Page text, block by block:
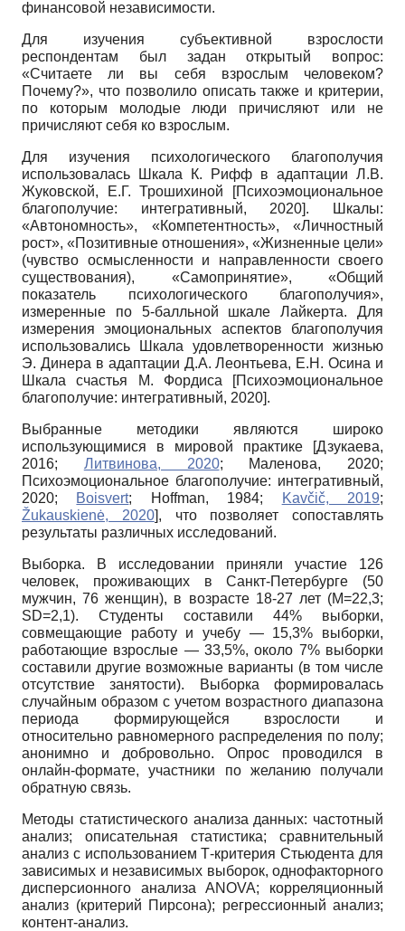
финансовой независимости.
Для изучения субъективной взрослости
респондентам был задан открытый вопрос:
«Считаете ли вы себя взрослым человеком?
Почему?», что позволило описать также и критерии,
по которым молодые люди причисляют или не
причисляют себя ко взрослым.
Для изучения психологического благополучия
использовалась Шкала К. Рифф в адаптации Л.В.
Жуковской, Е.Г. Трошихиной
[Психоэмоциональное
благополучие: интегративный, 2020]. Шкалы:
«Автономность», «Компетентность», «Личностный
рост», «Позитивные отношения», «Жизненные цели»
(чувство осмысленности и направленности своего
существования), «Самопринятие», «Общий
показатель психологического благополучия»,
измеренные по 5-балльной шкале Лайкерта. Для
измерения эмоциональных аспектов благополучия
использовались Шкала удовлетворенности жизнью
Э. Динера в адаптации Д.А. Леонтьева, Е.Н. Осина и
Шкала счастья М. Фордиса
[Психоэмоциональное
благополучие: интегративный, 2020].
Выбранные методики являются широко
использующимися в мировой практике
[Дзукаева,
2016; Литвинова, 2020; Маленова, 2020;
Психоэмоциональное благополучие: интегративный,
2020; Boisvert; Hoffman, 1984; Kavčič, 2019;
Žukauskienė, 2020], что позволяет сопоставлять
результаты различных исследований.
Выборка. В исследовании приняли участие 126
человек, проживающих в Санкт-Петербурге (50
мужчин, 76 женщин), в возрасте 18-27 лет (М=22,3;
SD=2,1). Студенты составили 44% выборки,
совмещающие работу и учебу — 15,3% выборки,
работающие взрослые — 33,5%, около 7% выборки
составили другие возможные варианты (в том числе
отсутствие занятости). Выборка формировалась
случайным образом с учетом возрастного диапазона
периода формирующейся взрослости и
относительно равномерного распределения по полу;
анонимно и добровольно. Опрос проводился в
онлайн-формате, участники по желанию получали
обратную связь.
Методы статистического анализа данных: частотный
анализ; описательная статистика; сравнительный
анализ с использованием Т-критерия Стьюдента для
зависимых и независимых выборок, однофакторного
дисперсионного анализа ANOVA; корреляционный
анализ (критерий Пирсона); регрессионный анализ;
контент-анализ.